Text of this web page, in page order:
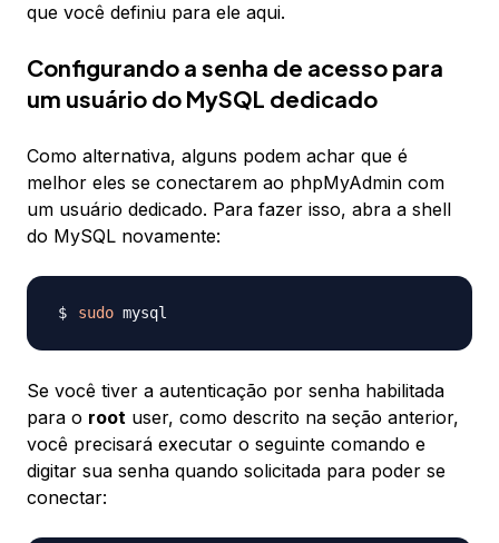
que você definiu para ele aqui.
Configurando a senha de acesso para
um usuário do MySQL dedicado
Como alternativa, alguns podem achar que é
melhor eles se conectarem ao phpMyAdmin com
um usuário dedicado. Para fazer isso, abra a shell
do MySQL novamente:
sudo
Se você tiver a autenticação por senha habilitada
para o root user, como descrito na seção anterior,
você precisará executar o seguinte comando e
digitar sua senha quando solicitada para poder se
conectar: